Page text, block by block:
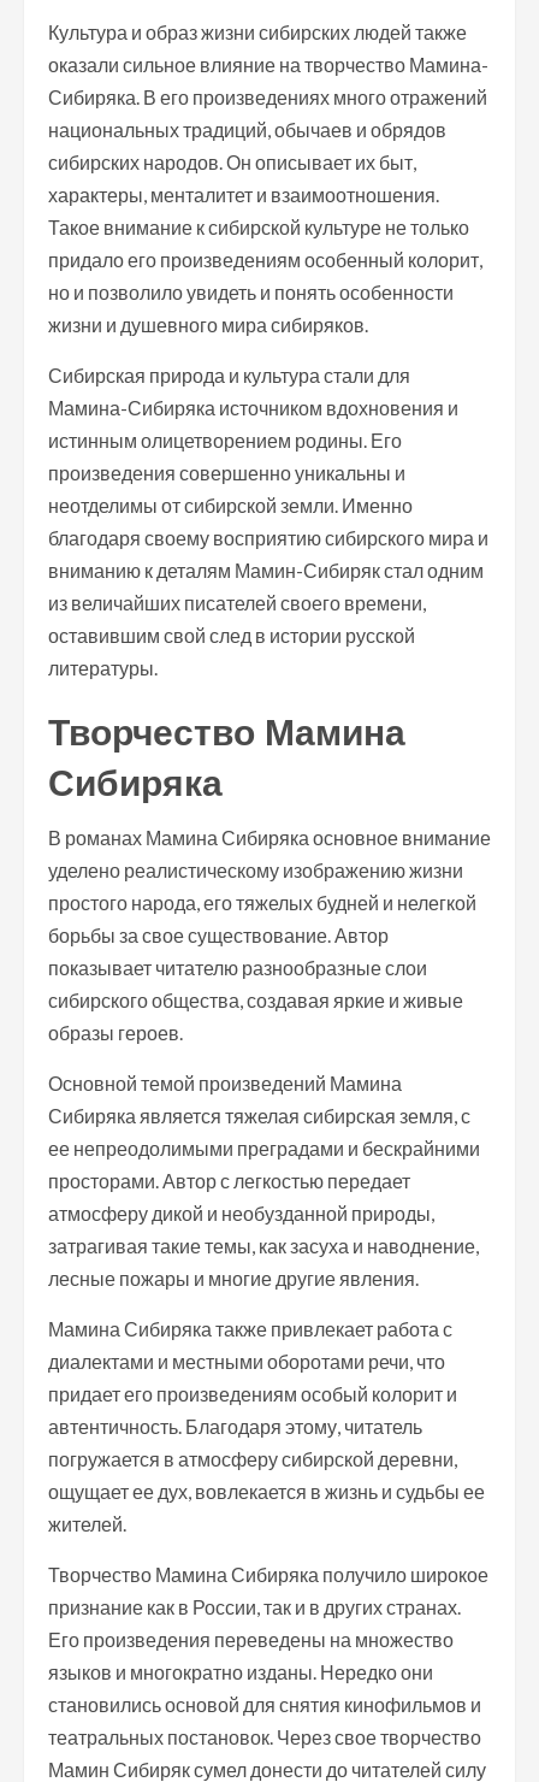
Культура и образ жизни сибирских людей также
оказали сильное влияние на творчество Мамина-
Сибиряка. В его произведениях много отражений
национальных традиций, обычаев и обрядов
сибирских народов. Он описывает их быт,
характеры, менталитет и взаимоотношения.
Такое внимание к сибирской культуре не только
придало его произведениям особенный колорит,
но и позволило увидеть и понять особенности
жизни и душевного мира сибиряков.
Сибирская природа и культура стали для
Мамина-Сибиряка источником вдохновения и
истинным олицетворением родины. Его
произведения совершенно уникальны и
неотделимы от сибирской земли. Именно
благодаря своему восприятию сибирского мира и
вниманию к деталям Мамин-Сибиряк стал одним
из величайших писателей своего времени,
оставившим свой след в истории русской
литературы.
Творчество Мамина
Сибиряка
В романах Мамина Сибиряка основное внимание
уделено реалистическому изображению жизни
простого народа, его тяжелых будней и нелегкой
борьбы за свое существование. Автор
показывает читателю разнообразные слои
сибирского общества, создавая яркие и живые
образы героев.
Основной темой произведений Мамина
Сибиряка является тяжелая сибирская земля, с
ее непреодолимыми преградами и бескрайними
просторами. Автор с легкостью передает
атмосферу дикой и необузданной природы,
затрагивая такие темы, как засуха и наводнение,
лесные пожары и многие другие явления.
Мамина Сибиряка также привлекает работа с
диалектами и местными оборотами речи, что
придает его произведениям особый колорит и
автентичность. Благодаря этому, читатель
погружается в атмосферу сибирской деревни,
ощущает ее дух, вовлекается в жизнь и судьбы ее
жителей.
Творчество Мамина Сибиряка получило широкое
признание как в России, так и в других странах.
Его произведения переведены на множество
языков и многократно изданы. Нередко они
становились основой для снятия кинофильмов и
театральных постановок. Через свое творчество
Мамин Сибиряк сумел донести до читателей силу